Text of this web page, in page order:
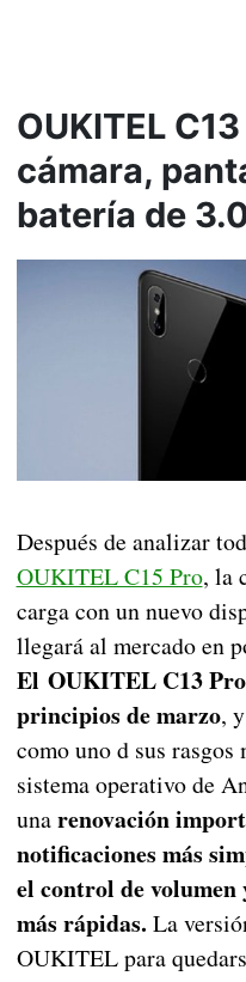
OUKITEL
cámara,
batería de
Después de analizar
OUKITEL C15 Pro, la
carga con un nuevo
llegará al mercado en
El OUKITEL C13
principios de marzo,
como uno d sus
sistema operativo de
unarenovación
notificaciones más
el control de volumen
más rápidas. La
OUKITEL para